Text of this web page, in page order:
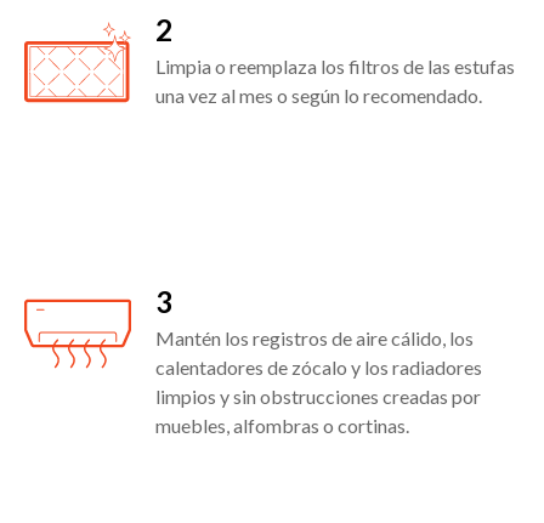
2
Limpia o reemplaza los filtros de las estufas
una vez al mes o según lo recomendado.
3
Mantén los registros de aire cálido, los
calentadores de zócalo y los radiadores
limpios y sin obstrucciones creadas por
muebles, alfombras o cortinas.